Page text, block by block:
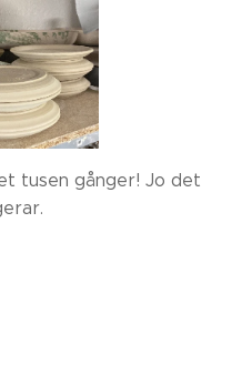
tusen gånger! Jo det